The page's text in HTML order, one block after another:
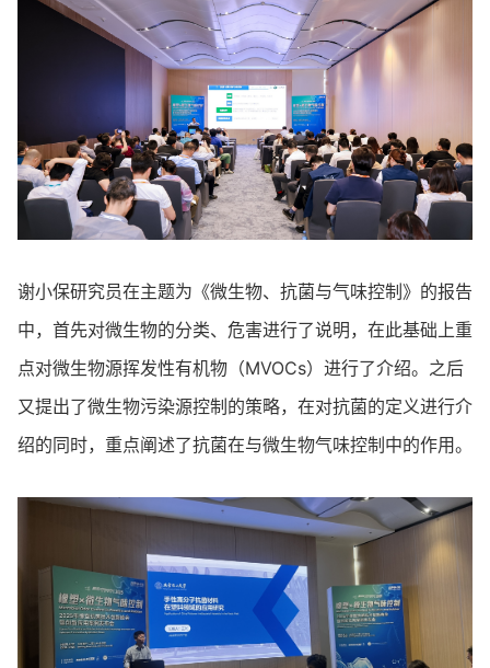
谢小保研究员在主题为《微生物、抗菌与气味控制》的报告
中，首先对微生物的分类、危害进行了说明，在此基础上重
点对微生物源挥发性有机物（MVOCs）进行了介绍。之后
又提出了微生物污染源控制的策略，在对抗菌的定义进行介
绍的同时，重点阐述了抗菌在与微生物气味控制中的作用。